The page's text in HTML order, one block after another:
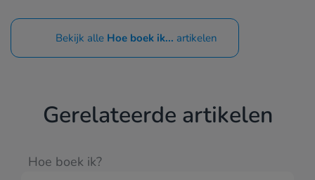
Bekijk alle Hoe boek ik... artikelen
Gerelateerde artikelen
Hoe boek ik?